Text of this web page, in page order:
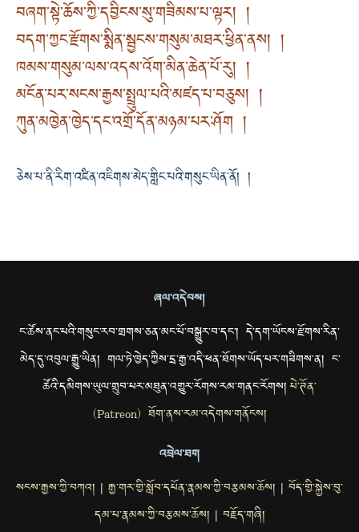
བཞག་སྟེ་ཆོས་ཀྱི་དབྱིངས་སུ་གཟིམས་པ་ལྟར། །
བདག་ཀྱང་རྫོགས་སྨིན་སྦྱངས་གསུམ་མཐར་ཕྱིན་ནས། །
ཁམས་གསུམ་ལས་འདས་འོག་མིན་ཆེན་པོ་རུ། །
མངོན་པར་སངས་རྒྱས་སྤྲུལ་པའི་མཛད་པ་བཅུས། །
ཀུན་མཁྱེན་ཁྱེད་དང་འགྲོ་དོན་མཉམ་པར་ཤོག །
ཅེས་པ་ནི་རིག་འཛིན་འཇིགས་མེད་གླིང་པའི་གསུང་ཡིན་ནོ། །
ཞལ་འདེབས།
ང་ཚོས་ནང་པའི་གསུང་རབ་གྲགས་ཅན་མང་པོ་བསྒྱུར་བ་དང་། དེ་དག་ཡོངས་རྫོགས་རིན་
མེད་དུ་འབུལ་རྒྱུ་ཡིན། གལ་ཏེ་ཁྱེད་ཀྱིས་དྲ་རྒྱ་འདི་ཕན་ཐོགས་ཡོད་པར་གཟིགས་ན། ང་
ཚོའི་དམིགས་ཡུལ་གྲུབ་པར་མཐུན་འགྱུར་རོགས་རམ་གནང་རོགས།པེ་ཊོན་
(Patreon) ཐོག་ནས་རམ་འདེགས་གནོངས།
འབྲེལ་ཐག
སངས་རྒྱས་ཀྱི་བཀའ། རྒྱ་གར་གྱི་སློབ་དཔོན་རྣམས་ཀྱི་བརྩམས་ཆོས། བོད་གྱི་སྐྱེས་བུ་
དམ་པ་རྣམས་ཀྱི་བརྩམས་ཆོས། བརྗོད་གཞི།